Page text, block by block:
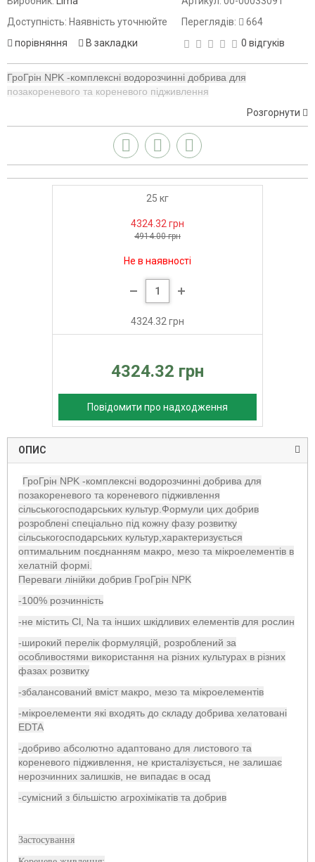
Доступність: Наявність уточнюйте
порівняння
В закладки
Переглядів:
664
0 відгуків
ГроГрін NPK -комплексні водорозчинні добрива для
позакореневого та кореневого підживлення
спеціально під кожну фазу розвитку сільськогосподарських
культур,характеризується оптимальним поєднанням макро,
мезо та мікроелементів в хелатній формі.
Переваги лінійки добрив ГроГрін NPK
-широкий перелік формуляцій, розроблений за особливостями
-збалансований вміст макро, мезо та мікроелементів
-мікроелементи які входять до складу добрива хелатовані EDTA
підживлення, не кристалізується, не залишає нерозчинних
залишків, не випадає в осад
Розгорнути
25 кг
4324.32 грн
4914.00 грн
Не в наявності
4324.32 грн
4324.32 грн
Повідомити про надходження
ОПИС
ГроГрін NPK -комплексні водорозчинні добрива для
позакореневого та кореневого підживлення
сільськогосподарських культур.Формули цих добрив
розроблені спеціально під кожну фазу розвитку
сільськогосподарських культур,характеризується
оптимальним поєднанням макро, мезо та мікроелементів в
хелатній формі.
Переваги лінійки добрив ГроГрін NPK
-100% розчинність
-не містить Cl, Na та інших шкідливих елементів для рослин
-широкий перелік формуляцій, розроблений за
особливостями використання на різних культурах в різних
фазах розвитку
-збалансований вміст макро, мезо та мікроелементів
-мікроелементи які входять до складу добрива хелатовані
EDTA
-добриво абсолютно адаптовано для листового та
кореневого підживлення, не кристалізується, не залишає
нерозчинних залишків, не випадає в осад
-сумісний з більшістю агрохімікатів та добрив
Застосування